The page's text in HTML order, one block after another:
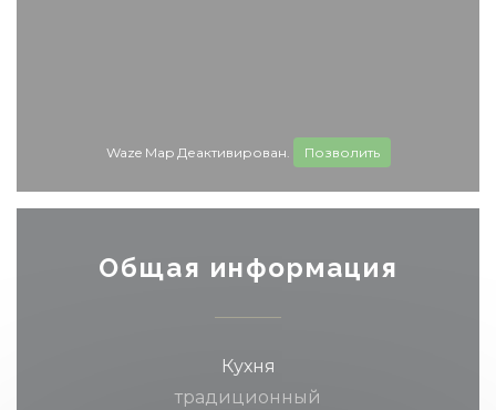
Waze Map Деактивирован. Позволить
Общая информация
Кухня
традиционный